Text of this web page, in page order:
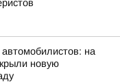
на
новую